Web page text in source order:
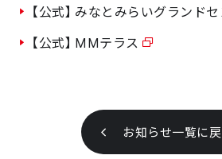
【公式】みなとみらいグランド
【公式】MMテラス
お知らせ一覧に